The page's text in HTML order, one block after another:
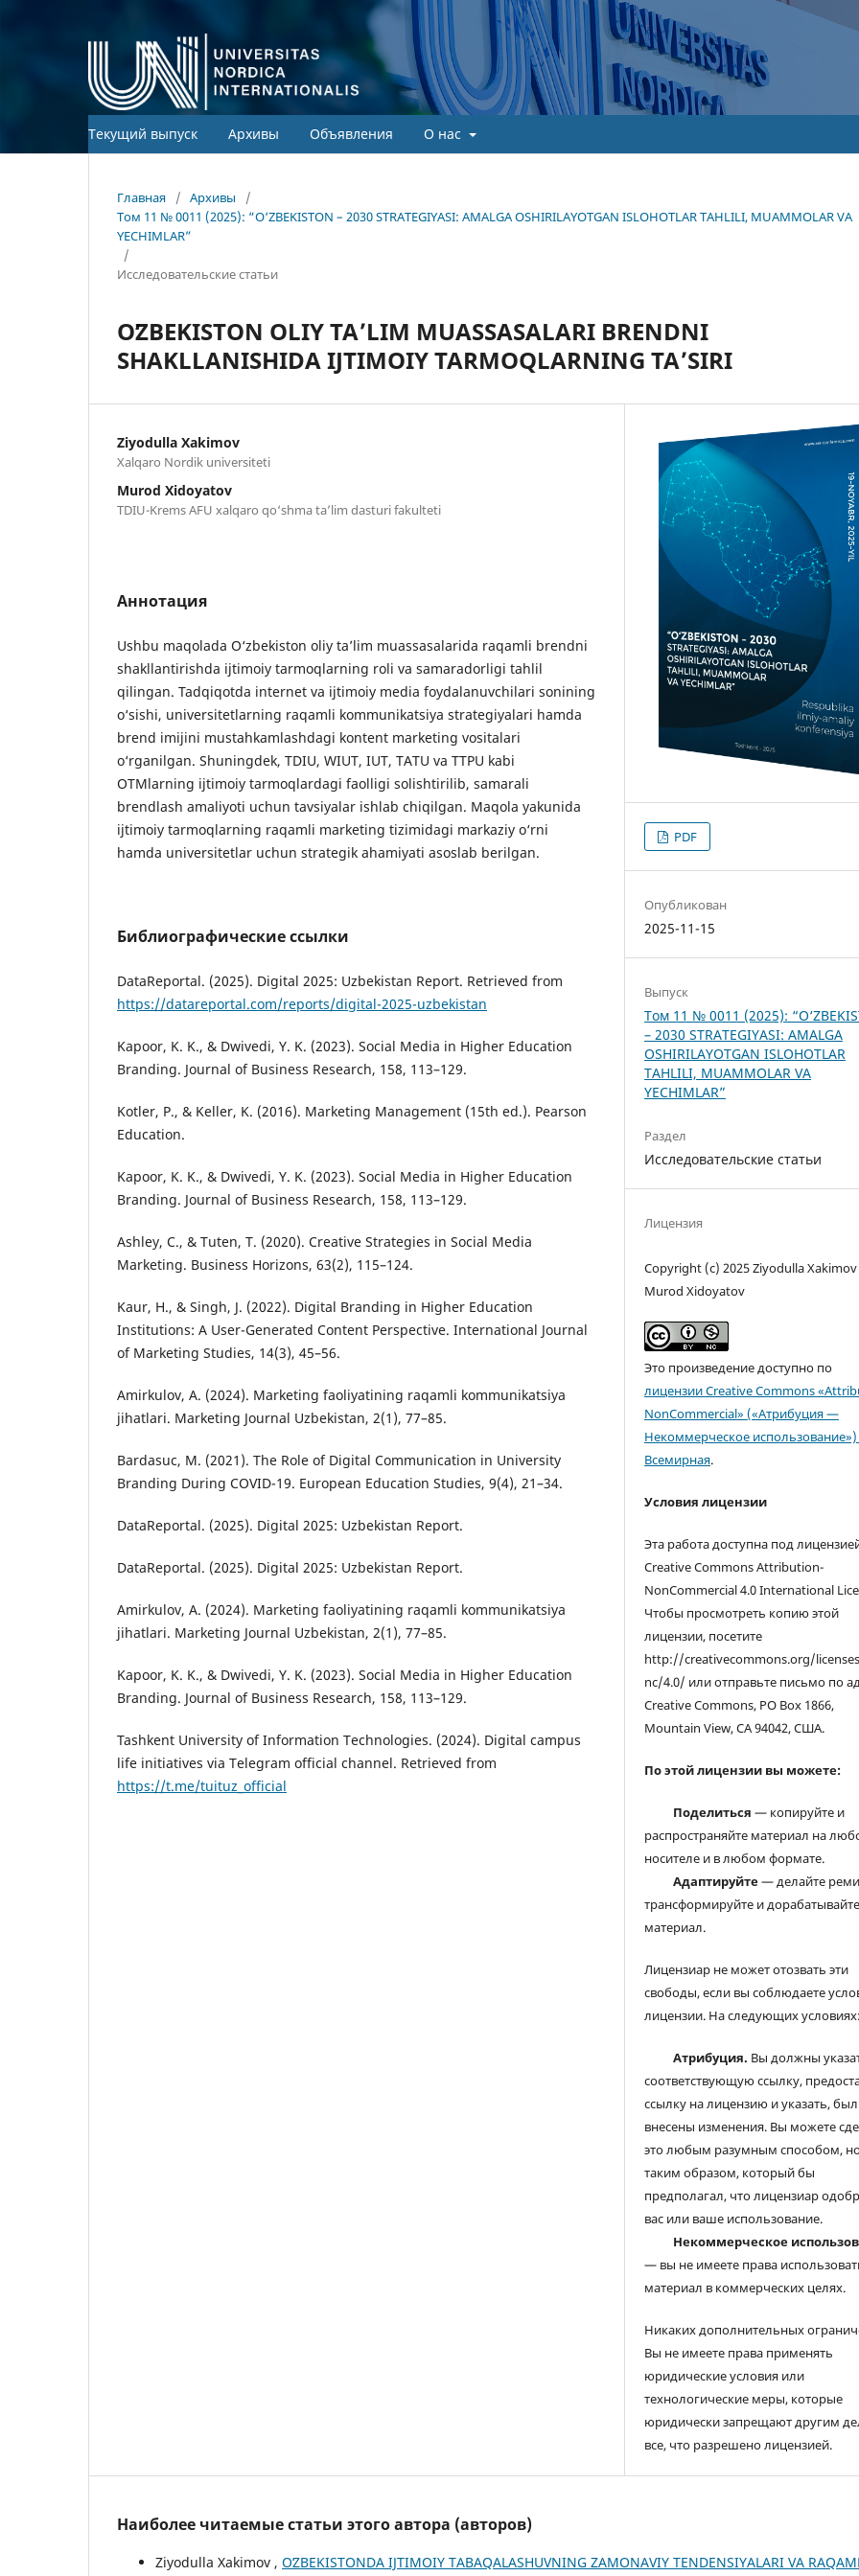
Текущий выпуск Архивы Объявления О нас
Главная / Архивы
/
Том 11 № 0011 (2025): “O‘ZBEKISTON – 2030 STRATEGIYASI: AMALGA OSHIRILAYOTGAN ISLOHOTLAR TAHLILI, MUAMMOLAR VA
YECHIMLAR”
/
Исследовательские статьи
OʻZBEKISTON OLIY TAʼLIM MUASSASALARI BRENDNI
SHAKLLANISHIDA IJTIMOIY TARMOQLARNING TAʼSIRI
Ziyodulla Xakimov
Xalqaro Nordik universiteti
Murod Xidoyatov
TDIU-Krems AFU xalqaro qo‘shma taʼlim dasturi fakulteti
Аннотация
Ushbu maqolada O‘zbekiston oliy ta’lim muassasalarida raqamli brendni
shakllantirishda ijtimoiy tarmoqlarning roli va samaradorligi tahlil
qilingan. Tadqiqotda internet va ijtimoiy media foydalanuvchilari sonining
o‘sishi, universitetlarning raqamli kommunikatsiya strategiyalari hamda
brend imijini mustahkamlashdagi kontent marketing vositalari
o‘rganilgan. Shuningdek, TDIU, WIUT, IUT, TATU va TTPU kabi
OTMlarning ijtimoiy tarmoqlardagi faolligi solishtirilib, samarali
brendlash amaliyoti uchun tavsiyalar ishlab chiqilgan. Maqola yakunida
ijtimoiy tarmoqlarning raqamli marketing tizimidagi markaziy o‘rni
hamda universitetlar uchun strategik ahamiyati asoslab berilgan.
Библиографические ссылки
DataReportal. (2025). Digital 2025: Uzbekistan Report. Retrieved from
https://datareportal.com/reports/digital-2025-uzbekistan
Kapoor, K. K., & Dwivedi, Y. K. (2023). Social Media in Higher Education
Branding. Journal of Business Research, 158, 113–129.
Kotler, P., & Keller, K. (2016). Marketing Management (15th ed.). Pearson
Education.
Kapoor, K. K., & Dwivedi, Y. K. (2023). Social Media in Higher Education
Branding. Journal of Business Research, 158, 113–129.
Ashley, C., & Tuten, T. (2020). Creative Strategies in Social Media
Marketing. Business Horizons, 63(2), 115–124.
Kaur, H., & Singh, J. (2022). Digital Branding in Higher Education
Institutions: A User-Generated Content Perspective. International Journal
of Marketing Studies, 14(3), 45–56.
Amirkulov, A. (2024). Marketing faoliyatining raqamli kommunikatsiya
jihatlari. Marketing Journal Uzbekistan, 2(1), 77–85.
Bardasuc, M. (2021). The Role of Digital Communication in University
Branding During COVID-19. European Education Studies, 9(4), 21–34.
DataReportal. (2025). Digital 2025: Uzbekistan Report.
DataReportal. (2025). Digital 2025: Uzbekistan Report.
Amirkulov, A. (2024). Marketing faoliyatining raqamli kommunikatsiya
jihatlari. Marketing Journal Uzbekistan, 2(1), 77–85.
Kapoor, K. K., & Dwivedi, Y. K. (2023). Social Media in Higher Education
Branding. Journal of Business Research, 158, 113–129.
Tashkent University of Information Technologies. (2024). Digital campus
life initiatives via Telegram official channel. Retrieved from
https://t.me/tuituz_official
PDF
Опубликован
2025-11-15
Выпуск
Том 11 № 0011 (2025):
– 2030 STRATEGIYASI: AMALGA
OSHIRILAYOTGAN ISLOHOTLAR
TAHLILI, MUAMMOLAR VA
YECHIMLAR”
Раздел
Исследовательские статьи
Лицензия
Copyright (c) 2025 Ziyodulla Xakimov
Murod Xidoyatov
Это произведение доступно по
лицензии Creative Commons
NonCommercial» («Атрибуция —
Некоммерческое использование»)
Всемирная.
Условия лицензии
Эта работа доступна под
Creative Commons Attribution-
NonCommercial 4.0 International
Чтобы просмотреть копию этой
лицензии, посетите
http://creativecommons.org/
nc/4.0/ или отправьте письмо по
Creative Commons, PO Box 1866,
Mountain View, CA 94042, США.
По этой лицензии вы можете:
Поделиться — копируйте и
распространяйте материал на
носителе и в любом формате.
Адаптируйте— делайте
трансформируйте и дорабатывайте
материал.
Лицензиар не может отозвать эти
свободы, если вы соблюдаете
лицензии. На следующих условиях:
Атрибуция. Вы должны
соответствующую ссылку,
ссылку на лицензию и указать,
внесены изменения. Вы можете
это любым разумным способом,
таким образом, который бы
предполагал, что лицензиар
вас или ваше использование.
Некоммерческое
— вы не имеете права
материал в коммерческих целях.
Никаких дополнительных
Вы не имеете права применять
юридические условия или
технологические меры, которые
юридически запрещают другим
все, что разрешено лицензией.
Наиболее читаемые статьи этого автора (авторов)
Ziyodulla Xakimov , OʻZBEKISTONDA IJTIMOIY TABAQALASHUVNING ZAMONAVIY TENDENSIYALARI VA